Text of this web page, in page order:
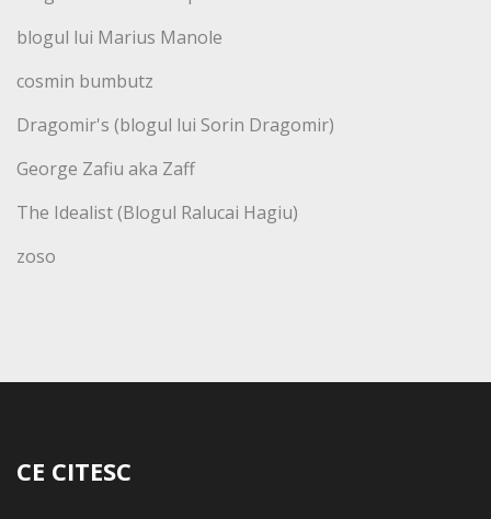
blogul lui Marius Manole
cosmin bumbutz
Dragomir's (blogul lui Sorin Dragomir)
George Zafiu aka Zaff
The Idealist (Blogul Ralucai Hagiu)
zoso
CE CITESC